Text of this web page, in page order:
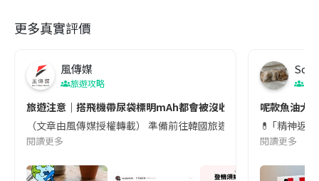
更多真實評價
風傳媒
旅遊攻略
旅遊注意｜搭飛機帶尿袋標明mAh都會被沒收😱出發前切記檢查
（文章由風傳媒授權轉載） 準備前往韓國旅遊的民眾，近期要
閱讀更多
Soul
呢款魚油大
💊 ｢精神返
閱讀更多